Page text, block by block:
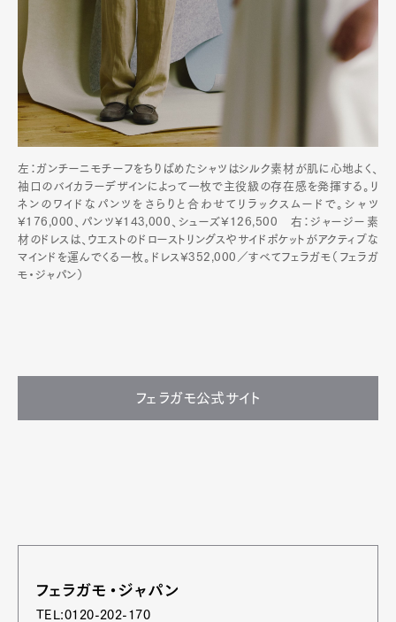
左：ガンチーニモチーフをちりばめたシャツはシルク素材が肌に心地よく、
袖口のバイカラーデザインによって一枚で主役級の存在感を発揮する。リ
ネンのワイドなパンツをさらりと合わせてリラックスムードで。シャツ
¥176,000、パンツ¥143,000、シューズ¥126,500 右：ジャージー素
材のドレスは、ウエストのドローストリングスやサイドポケットがアクティブな
マインドを運んでくる一枚。ドレス¥352,000／すべてフェラガモ（フェラガ
モ・ジャパン）
フェラガモ公式サイト
フェラガモ・ジャパン
TEL:0120-202-170